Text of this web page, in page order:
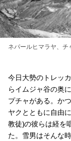
ネパールヒマラヤ、
今日大勢のトレッ
らイムジャ谷の奥
プチャがある。か
ヤクとともに自由
教徒)の彼らは経を
た。雪男はそんな